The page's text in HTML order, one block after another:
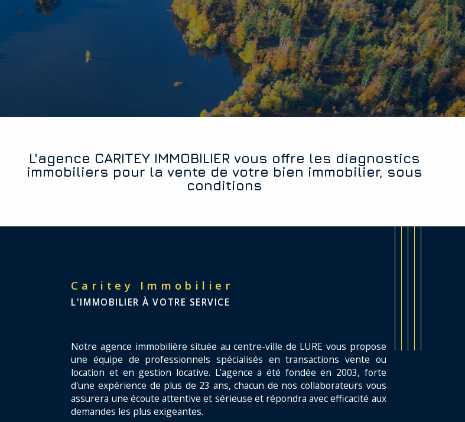
L'agence CARITEY IMMOBILIER vous offre les diagnostics
immobiliers pour la vente de votre bien immobilier, sous
conditions
Caritey Immobilier
L'IMMOBILIER À VOTRE SERVICE
Notre agence immobilière située au centre-ville de LURE vous propose
une équipe de professionnels spécialisés en transactions vente ou
location et en gestion locative. L'agence a été fondée en 2003, forte
d'une expérience de plus de 23 ans, chacun de nos collaborateurs vous
assurera une écoute attentive et sérieuse et répondra avec efficacité aux
demandes les plus exigeantes.